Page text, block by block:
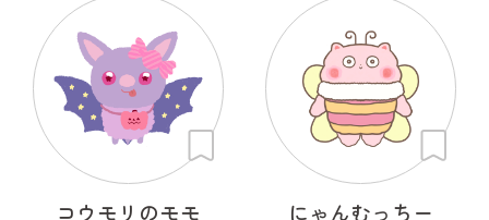
コウモリのモモ にゃんむっちー